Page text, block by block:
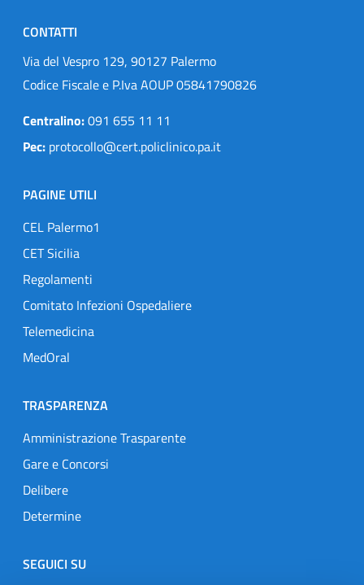
CONTATTI
Via del Vespro 129, 90127 Palermo
Codice Fiscale e P.Iva AOUP 05841790826
Centralino:091 655 11 11
Pec: protocollo@cert.policlinico.pa.it
PAGINE UTILI
CEL Palermo1
CET Sicilia
Regolamenti
Comitato Infezioni Ospedaliere
Telemedicina
MedOral
TRASPARENZA
Amministrazione Trasparente
Gare e Concorsi
Delibere
Determine
SEGUICI SU